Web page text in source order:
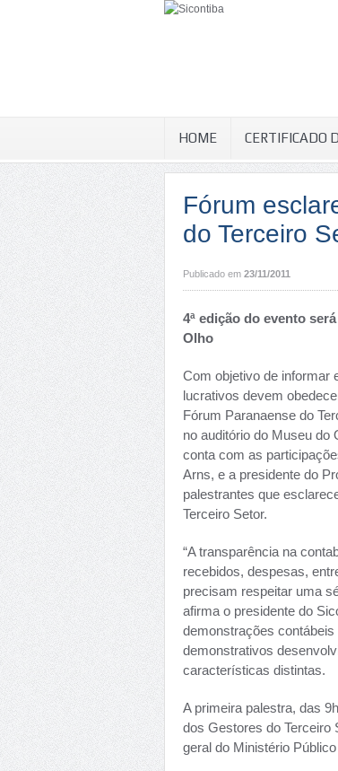
HOME CERTIFICADO
Fórum
do Terceiro
Publicado em 23/11/2011
4ª edição do evento
Olho
Com objetivo de informar
lucrativos devem
Fórum Paranaense do
no auditório do Museu do
conta com as
Arns, e a presidente do
palestrantes que
Terceiro Setor.
“A transparência na
recebidos, despesas,
precisam respeitar uma
afirma o presidente do
demonstrações
demonstrativos
características distintas.
A primeira palestra, das
dos Gestores do Terceiro
geral do Ministério